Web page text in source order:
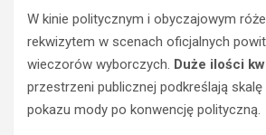
W kinie politycznym i obyczajowym
rekwizytem w scenach oficjalnych
wieczorów wyborczych. Duże ilości
przestrzeni publicznej podkreślają
pokazu mody po konwencję polityczną.